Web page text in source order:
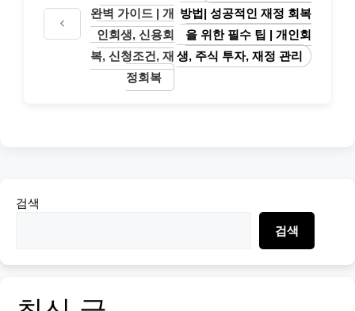
완벽 가이드 | 개
인회생, 신용회
복, 신청조건, 재
정회복
방법| 성공적인 재정 회복
을 위한 필수 팁 | 개인회
생, 주식 투자, 재정 관리
검색
검색